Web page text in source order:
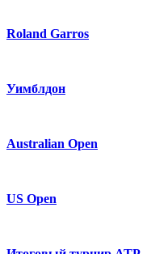
Roland Garros
Уимблдон
Australian Open
US Open